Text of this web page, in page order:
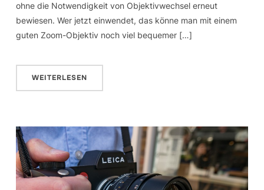
ohne die Notwendigkeit von Objektivwechsel erneut
bewiesen. Wer jetzt einwendet, das könne man mit einem
guten Zoom-Objektiv noch viel bequemer […]
WEITERLESEN